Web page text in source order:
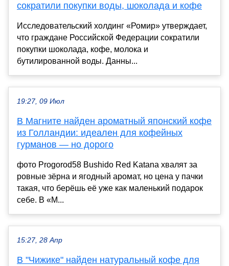
сократили покупки воды, шоколада и кофе
Исследовательский холдинг «Ромир» утверждает,
что граждане Российской Федерации сократили
покупки шоколада, кофе, молока и
бутилированной воды. Данны...
19:27, 09 Июл
В Магните найден ароматный японский кофе
из Голландии: идеален для кофейных
гурманов — но дорого
фото Progorod58 Bushido Red Katana хвалят за
ровные зёрна и ягодный аромат, но цена у пачки
такая, что берёшь её уже как маленький подарок
себе. В «М...
15:27, 28 Апр
В "Чижике" найден натуральный кофе для